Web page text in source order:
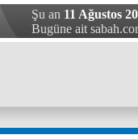
Şu an 11 Ağustos
Bugüne ait